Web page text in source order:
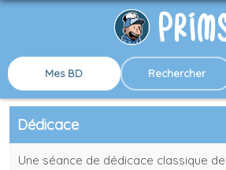
Mes BD Rechercher
Dédicace
Une séance de dédicace classique